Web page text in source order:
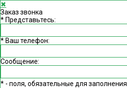
✖
Заказ звонка
* Представьтесь:
* Ваш телефон:
Сообщение:
* - поля, обязательные для заполнения